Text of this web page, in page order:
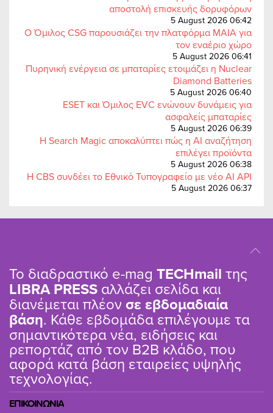
αποστολή επισκευής δορυφόρων
5 August 2026 06:42
Ο Όμιλος CSG παρουσιάζει την πλατφόρμα MAIA για
τον εναέριο χώρο
5 August 2026 06:41
Πυρηνική ενέργεια σε μπαταρίες ετοιμάζει η Nuclear
Diamond Batteries
5 August 2026 06:40
ESET και Όμιλος EVC ενώνουν δυνάμεις για
ασφαλείς μπαταρίες
5 August 2026 06:39
Η Search Magic αποκαλύπτει πώς η AI αναζήτηση
επιλέγει προϊόντα
5 August 2026 06:38
Η CBS συνδέει το Εθνικό Τυπογραφείο με νέο AI API
5 August 2026 06:37
Το διαδραστικό e-mag TΕCHmail της
LIBRA PRESS αλλάζει σελίδα και
διανέμεται πλέον σε εβδομαδιαία
βάση. Κάθε εβδομάδα επιλέγουμε τα
σημαντικότερα νέα, ειδήσεις και
ρεπορτάζ από τον B2B κλάδο, που
αφορά κατά βάση εταιρείες υψηλής
τεχνολογίας.
ΕΠΙΚΟΙΝΩΝΙΑ